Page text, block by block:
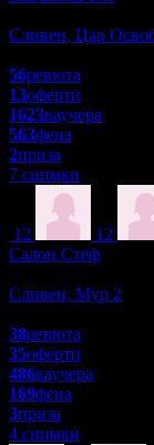
Сливен, Цар
56ревюта
13оферти
1623ваучера
563фена
2приза
7 снимки
12 12
Салон Стеф
Сливен, Мур 2
38ревюта
35оферти
486ваучера
169фена
3приза
4 снимки